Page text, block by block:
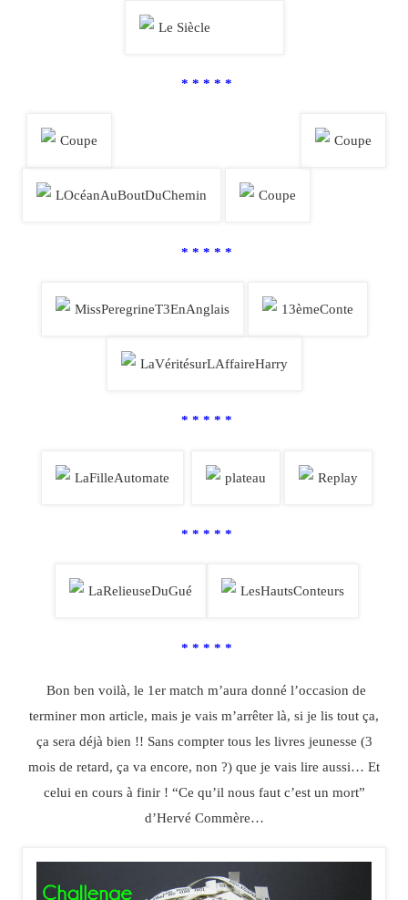
* * * * *
* * * * *
* * * * *
* * * * *
* * * * *
Bon ben voilà, le 1er match m’aura donné l’occasion de
terminer mon article, mais je vais m’arrêter là, si je lis tout ça,
ça sera déjà bien !! Sans compter tous les livres jeunesse (3
mois de retard, ça va encore, non ?) que je vais lire aussi… Et
celui en cours à finir ! “Ce qu’il nous faut c’est un mort”
d’Hervé Commère…